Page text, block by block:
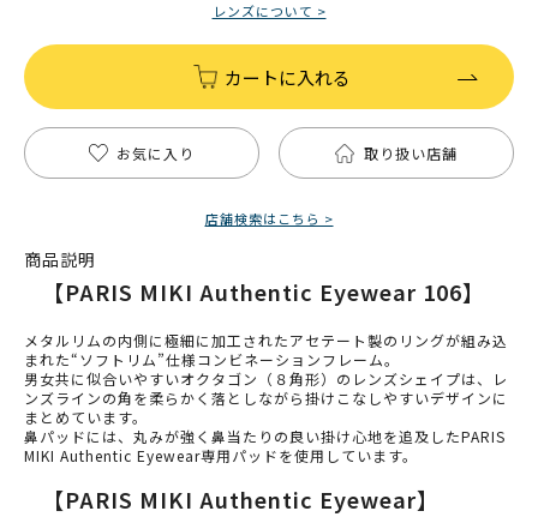
レンズについて >
カートに入れる
お気に入り 取り扱い店舗
店舗検索はこちら >
商品説明
【PARIS MIKI Authentic Eyewear 106】
メタルリムの内側に極細に加工されたアセテート製のリングが組み込
まれた“ソフトリム”仕様コンビネーションフレーム。
男女共に似合いやすいオクタゴン（８角形）のレンズシェイプは、レ
ンズラインの角を柔らかく落としながら掛けこなしやすいデザインに
まとめています。
鼻パッドには、丸みが強く鼻当たりの良い掛け心地を追及したPARIS
MIKI Authentic Eyewear専用パッドを使用しています。
【PARIS MIKI Authentic Eyewear】